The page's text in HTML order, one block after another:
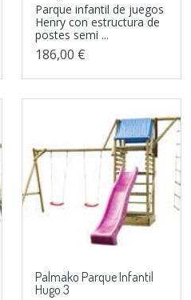
Parque infantil de juegos
Henry con estructura de
postes semi ...
186,00 €
Palmako Parque Infantil
Hugo 3